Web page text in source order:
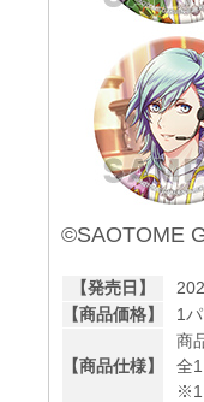
©SAOTOME
【発売日】
【商品価格】
1
【商品仕様】
商
全